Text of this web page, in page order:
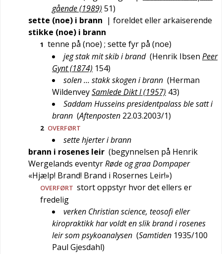
gående (1989) 51)
sette (noe) i brann | foreldetellerarkaiserende
stikke (noe) i brann
1 tenne på (noe) ; sette fyr på (noe)
jeg stak mit skib i brand (Henrik Ibsen Peer
Gynt (1874) 154)
solen … stakk skogen i brann (Herman
WildenveySamlede Dikt I (1957) 43)
Saddam Husseins presidentpalass ble satt i
brann (Aftenposten 22.03.2003/1)
2 OVERFØRT
sette hjerter i brann
brann i rosenes leir (begynnelsen på Henrik
Wergelands eventyrRøde og graa Dompaper
«Hjælp! Brand! Brand i Rosernes Leir!»)
OVERFØRT stort oppstyr hvor det ellers er
fredelig
verken Christian science, teosofi eller
kiropraktikk har voldt en slik brand i rosenes
leir som psykoanalysen (Samtiden 1935/100
Paul Gjesdahl)